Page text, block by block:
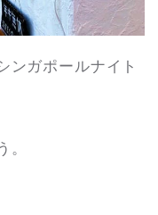
ンガポールナイト
。